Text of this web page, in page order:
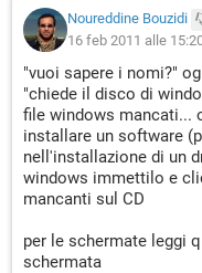
Noureddine Bouzidi
16 feb 2011 alle
"vuoi sapere i nomi?"
"chiede il disco di
file windows mancati...
installare un software
nell'installazione di un
windows immettilo e
mancanti sul CD
per le schermate leggi
schermata